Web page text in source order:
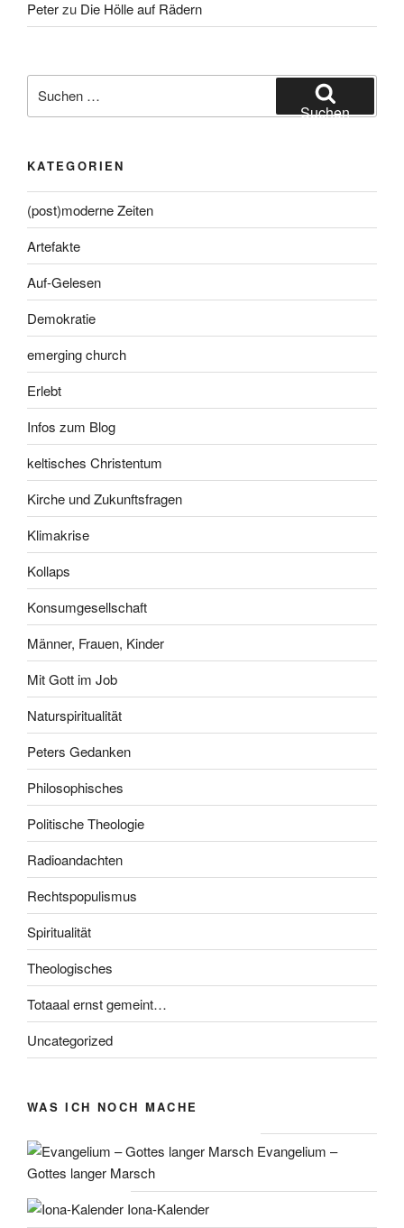
Peterzu Die Hölle auf Rädern
nach:
Suchen
KATEGORIEN
(post)moderne Zeiten
Artefakte
Auf-Gelesen
Demokratie
emerging church
Erlebt
Infos zum Blog
keltisches Christentum
Kirche und Zukunftsfragen
Klimakrise
Kollaps
Konsumgesellschaft
Männer, Frauen, Kinder
Mit Gott im Job
Naturspiritualität
Peters Gedanken
Philosophisches
Politische Theologie
Radioandachten
Rechtspopulismus
Spiritualität
Theologisches
Totaaal ernst gemeint…
Uncategorized
WAS ICH NOCH MACHE
Evangelium –
Gottes langer Marsch
Iona-Kalender